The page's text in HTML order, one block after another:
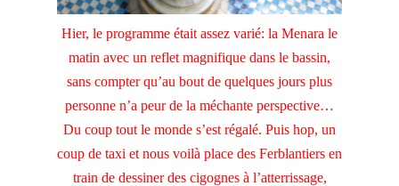
Hier, le programme était assez varié: la Menara le
matin avec un reflet magnifique dans le bassin,
sans compter qu’au bout de quelques jours plus
personne n’a peur de la méchante perspective…
Du coup tout le monde s’est régalé. Puis hop, un
coup de taxi et nous voilà place des Ferblantiers en
train de dessiner des cigognes à l’atterrissage,